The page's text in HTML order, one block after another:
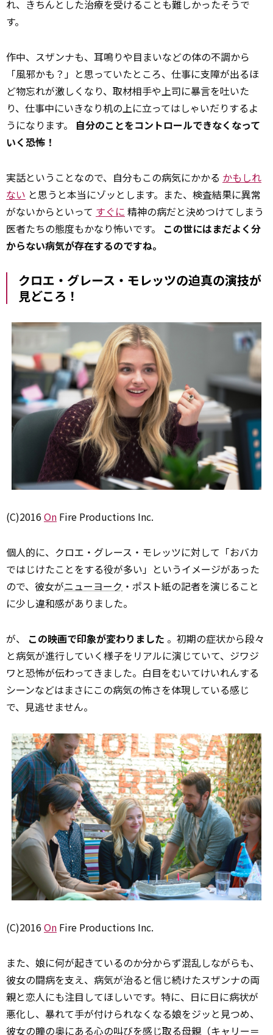
れ、きちんとした治療を受けることも難しかったそうで
す。
作中、スザンナも、耳鳴りや目まいなどの体の不調から
「風邪かも？」と思っていたところ、仕事に支障が出るほ
ど物忘れが激しくなり、取材相手や上司に暴言を吐いた
り、仕事中にいきなり机の上に立ってはしゃいだりするよ
うになります。 自分のことをコントロールできなくなって
いく恐怖！
実話ということなので、自分もこの病気にかかる かもしれ
ない と思うと本当にゾッとします。また、検査結果に異常
がないからといって すぐに 精神の病だと決めつけてしまう
医者たちの態度もかなり怖いです。 この世にはまだよく分
からない病気が存在するのですね。
クロエ・グレース・モレッツの迫真の演技が
見どころ！
(C)2016On Fire Productions Inc.
個人的に、クロエ・グレース・モレッツに対して「おバカ
ではじけたことをする役が多い」というイメージがあった
ので、彼女がニューヨーク ・ポスト紙の記者を演じること
に少し違和感がありました。
が、 この映画で印象が変わりました 。初期の症状から段々
と病気が進行していく様子をリアルに演じていて、ジワジ
ワと恐怖が伝わってきました。白目をむいてけいれんする
シーンなどはまさにこの病気の怖さを体現している感じ
で、見逃せません。
(C)2016On Fire Productions Inc.
また、娘に何が起きているのか分からず混乱しながらも、
彼女の闘病を支え、病気が治ると信じ続けたスザンナの両
親と恋人にも注目してほしいです。特に、日に日に病状が
悪化し、暴れて手が付けられなくなる娘をジッと見つめ、
彼女の瞳の奥にある心の叫びを感じ取る母親（キャリー＝